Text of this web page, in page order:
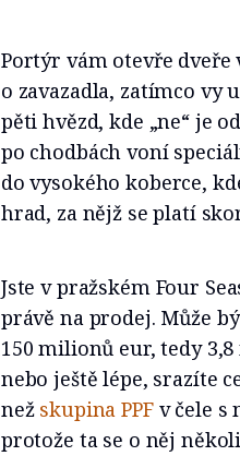
Portýr vám otevře dveře
o zavazadla, zatímco vy
pěti hvězd, kde „ne“ je
po chodbách voní
do vysokého koberce,
hrad, za nějž se platí
Jste v pražském Four
právě na prodej. Může
150 milionů eur, tedy
nebo ještě lépe, srazíte
než skupina PPFv čele s
protože ta se o něj